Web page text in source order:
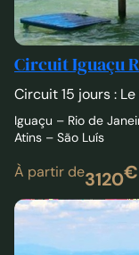
Circuit Iguaçu
Circuit 15 jours :
Iguaçu – Rio de
Atins – São Luís
À partir de3120€